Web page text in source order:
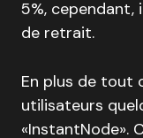
5%, cependant,
de retrait.
En plus de tout
utilisateurs
«InstantNode».